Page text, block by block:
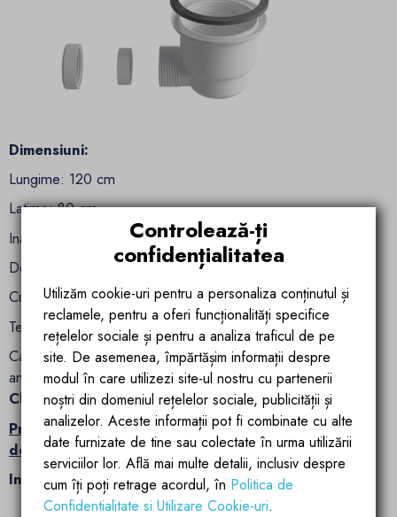
Dimensiuni:
Lungime: 120 cm
Latime: 80 cm
Inaltime: 2.5 cm
Debit scurgere: 25.8 Litri/min
Culoare: antracit
Textura: Granit
Cadita din compozit Alvaro este prevazuta cu un strat
antiderapant conform Standardului UNE 41901:2017
Clasa 3
Produsul se comercializeaza impreuna cu sistemul
de scurgere si capacul.
Instructiuni de montaj:
Controlează-ți
confidențialitatea
Utilizăm cookie-uri pentru a personaliza conținutul și
reclamele, pentru a oferi funcționalități specifice
rețelelor sociale și pentru a analiza traficul de pe
site. De asemenea, împărtășim informații despre
modul în care utilizezi site-ul nostru cu partenerii
noștri din domeniul rețelelor sociale, publicității și
analizelor. Aceste informații pot fi combinate cu alte
date furnizate de tine sau colectate în urma utilizării
serviciilor lor. Află mai multe detalii, inclusiv despre
cum îți poți retrage acordul, în Politica de
Confidentialitate si Utilizare Cookie-uri.